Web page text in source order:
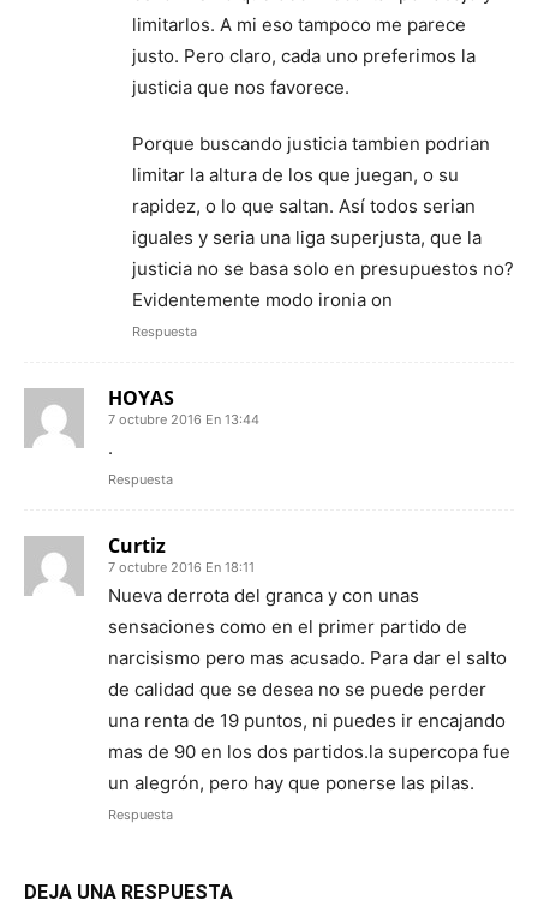
limitarlos. A mi eso tampoco me parece
justo. Pero claro, cada uno preferimos la
justicia que nos favorece.
Porque buscando justicia tambien podrian
limitar la altura de los que juegan, o su
rapidez, o lo que saltan. Así todos serian
iguales y seria una liga superjusta, que la
justicia no se basa solo en presupuestos no?
Evidentemente modo ironia on
Respuesta
HOYAS
7 octubre 2016 En 13:44
.
Respuesta
Curtiz
7 octubre 2016 En 18:11
Nueva derrota del granca y con unas
sensaciones como en el primer partido de
narcisismo pero mas acusado. Para dar el salto
de calidad que se desea no se puede perder
una renta de 19 puntos, ni puedes ir encajando
mas de 90 en los dos partidos.la supercopa fue
un alegrón, pero hay que ponerse las pilas.
Respuesta
DEJA UNA RESPUESTA